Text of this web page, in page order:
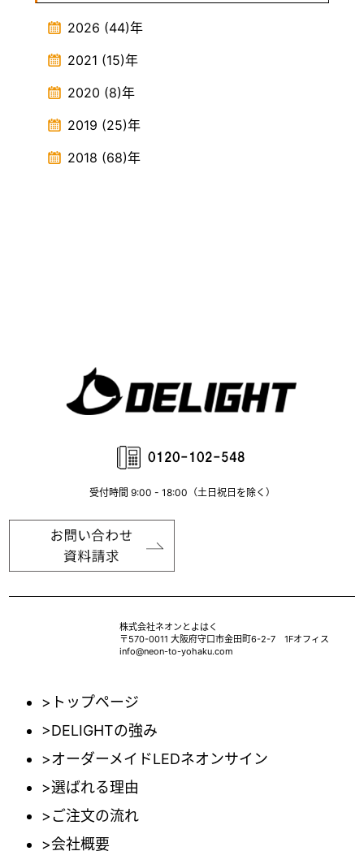
2026 (44)年
2021 (15)年
2020 (8)年
2019 (25)年
2018 (68)年
受付時間 9:00 - 18:00（土日祝日を除く）
株式会社ネオンとよはく
〒570-0011 大阪府守口市金田町6-2-7 1Fオフィス
info@neon-to-yohaku.com
>トップページ
>DELIGHTの強み
>オーダーメイドLEDネオンサイン
>選ばれる理由
>ご注文の流れ
>会社概要